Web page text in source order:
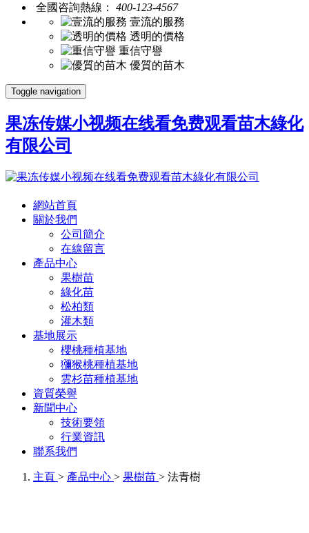
全國咨詢熱線： 400-123-4567
壹流的服務
透明的價格
重信守譽
優質的苗木
Toggle navigation
果冻传媒小视频在线看免费观看苗木綠化
有限公司
網站首頁
關於我們
公司簡介
在線留言
產品中心
果樹苗
綠化苗
松柏類
灌木類
基地展示
櫻桃種植基地
獼猴桃種植基地
雲杉苗種植基地
資質榮譽
新聞中心
技術要領
行業資訊
聯系我們
主頁 > 產品中心 > 果樹苗 > 法青樹